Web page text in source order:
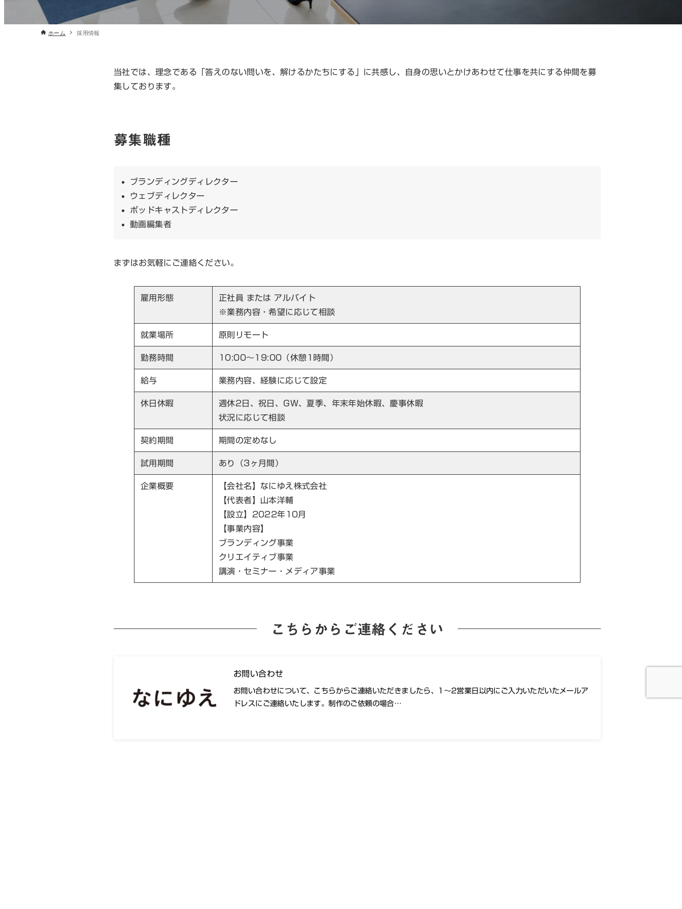
ホーム 採用情報
当社では、理念である「答えのない問いを、解けるかたちにする」に共感し、自身の思いとかけあわせて仕事を共にする仲間を募
集しております。
募集職種
ブランディングディレクター
ウェブディレクター
ポッドキャストディレクター
動画編集者
まずはお気軽にご連絡ください。
雇用形態
正社員 または アルバイト
※業務内容・希望に応じて相談
就業場所 原則リモート
勤務時間 10:00～19:00（休憩1時間）
給与 業務内容、経験に応じて設定
休日休暇
週休2日、祝日、GＷ、夏季、年末年始休暇、慶事休暇
状況に応じて相談
契約期間 期間の定めなし
試用期間 あり（3ヶ月間）
企業概要
【会社名】なにゆえ株式会社
【代表者】山本洋輔
【設立】2022年10月
【事業内容】
ブランディング事業
クリエイティブ事業
講演・セミナー・メディア事業
こちらからご連絡ください
お問い合わせ
お問い合わせについて、こちらからご連絡いただきましたら、1～2営業日以内にご入力いただいたメールア
ドレスにご連絡いたします。制作のご依頼の場合…